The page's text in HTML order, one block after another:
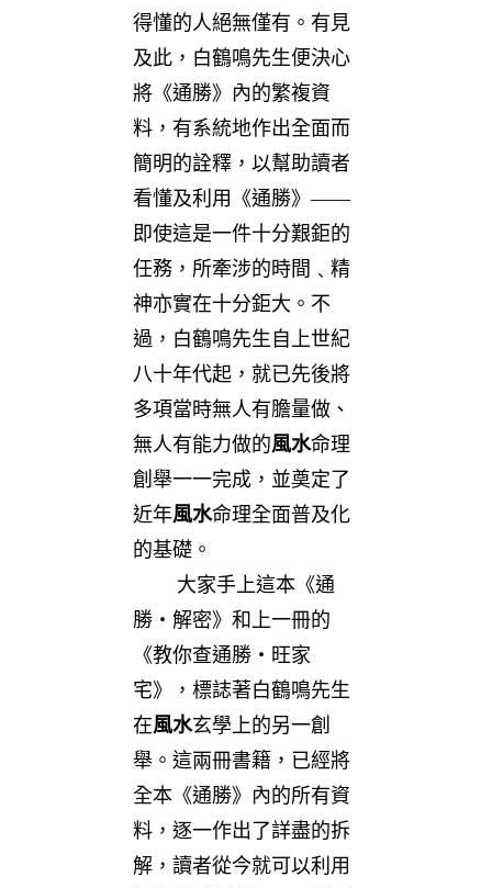
得懂的人絕無僅有。有見
及此，白鶴鳴先生便決心
將《通勝》內的繁複資
料，有系統地作出全面而
簡明的詮釋，以幫助讀者
看懂及利用《通勝》——
即使這是一件十分艱鉅的
任務，所牽涉的時間﹑精
神亦實在十分鉅大。不
過，白鶴鳴先生自上世紀
八十年代起，就已先後將
多項當時無人有膽量做、
無人有能力做的風水命理
創舉一一完成，並奠定了
近年風水命理全面普及化
的基礎。
大家手上這本《通
勝‧解密》和上一冊的
《教你查通勝‧旺家
宅》，標誌著白鶴鳴先生
在風水玄學上的另一創
舉。這兩冊書籍，已經將
全本《通勝》內的所有資
料，逐一作出了詳盡的拆
解，讀者從今就可以利用